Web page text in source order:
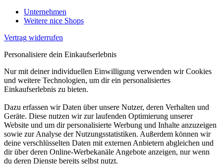
Unternehmen
Weitere nice Shops
Vertrag widerrufen
Personalisiere dein Einkaufserlebnis
Nur mit deiner individuellen Einwilligung verwenden wir Cookies
und weitere Technologien, um dir ein personalisiertes
Einkaufserlebnis zu bieten.
Dazu erfassen wir Daten über unsere Nutzer, deren Verhalten und
Geräte. Diese nutzen wir zur laufenden Optimierung unserer
Website und um dir personalisierte Werbung und Inhalte anzuzeigen
sowie zur Analyse der Nutzungsstatistiken. Außerdem können wir
deine verschlüsselten Daten mit externen Anbietern abgleichen und
dir über deren Online-Werbekanäle Angebote anzeigen, nur wenn
du deren Dienste bereits selbst nutzt.